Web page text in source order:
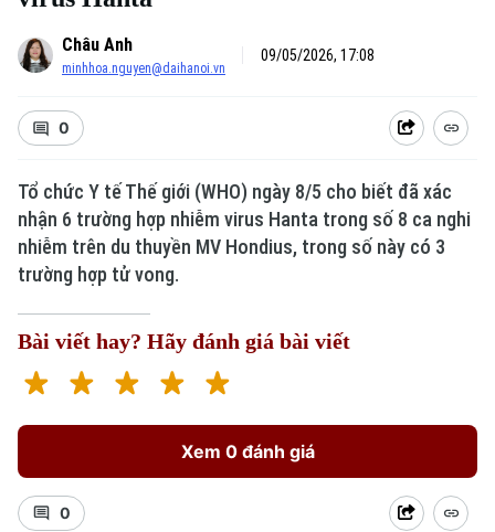
Châu Anh
minhhoa.nguyen@daihanoi.vn
09/05/2026, 17:08
0
Tổ chức Y tế Thế giới (WHO) ngày 8/5 cho biết đã xác
nhận 6 trường hợp nhiễm virus Hanta trong số 8 ca nghi
nhiễm trên du thuyền MV Hondius, trong số này có 3
trường hợp tử vong.
Bài viết hay? Hãy đánh giá bài viết
Xem 0 đánh giá
0